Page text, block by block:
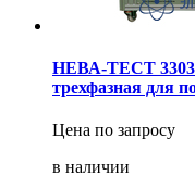
НЕВА-ТЕСТ
трехфазная для
Цена по запросу
в наличии